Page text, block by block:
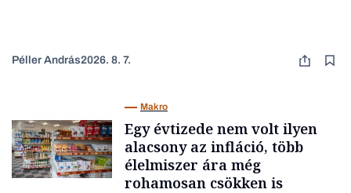
Péller András2026. 8. 7.
Makro
Egy évtizede nem volt ilyen
alacsony az infláció, több
élelmiszer ára még
rohamosan csökken is